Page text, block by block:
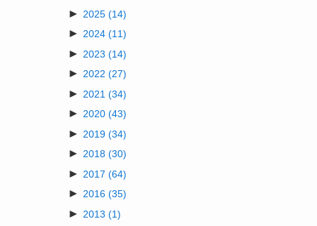
► 2025 (14)
► 2024 (11)
► 2023 (14)
► 2022 (27)
► 2021 (34)
► 2020 (43)
► 2019 (34)
► 2018 (30)
► 2017 (64)
► 2016 (35)
► 2013 (1)